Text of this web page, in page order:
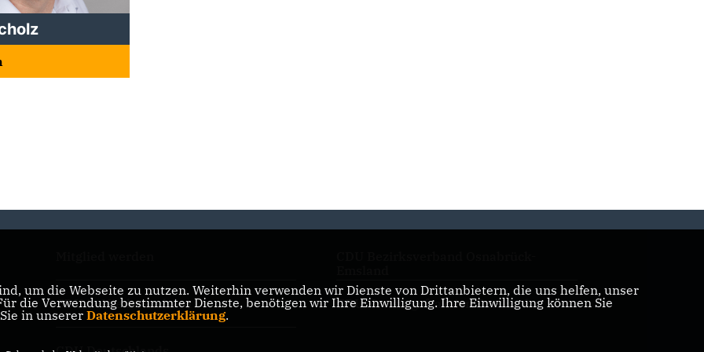
CDU in Niedersachsen CDU Kreistagsfraktion Emsland
um die Webseite zu nutzen. Weiterhin verwenden wir Dienste von Drittanbietern, die uns helfen, unser
die Verwendung bestimmter Dienste, benötigen wir Ihre Einwilligung. Ihre Einwilligung können Sie
in unserer Datenschutzerklärung.